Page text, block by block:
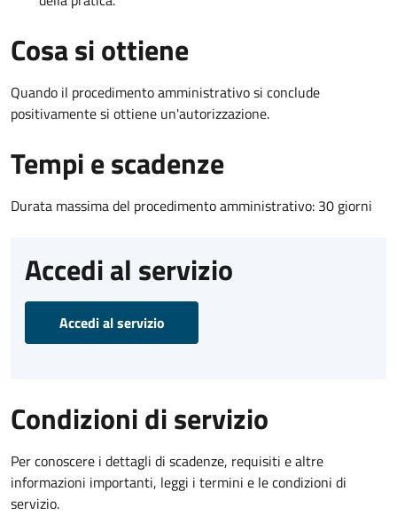
Cosa si ottiene
Quando il procedimento amministrativo si conclude
positivamente si ottiene un'autorizzazione.
Tempi e scadenze
Durata massima del procedimento amministrativo: 30 giorni
Accedi al servizio
Accedi al servizio
Condizioni di servizio
Per conoscere i dettagli di scadenze, requisiti e altre
informazioni importanti, leggi i termini e le condizioni di
servizio.